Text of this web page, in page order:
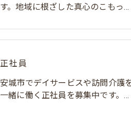
す。地域に根ざした真心のこもっ…
正社員
安城市でデイサービスや訪問介護
一緒に働く正社員を募集中です。…